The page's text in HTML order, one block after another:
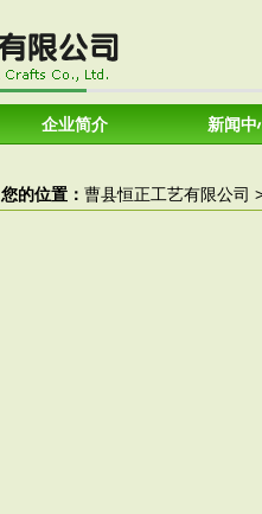
企业简介 新闻中
您的位置： 曹县恒正工艺有限公司